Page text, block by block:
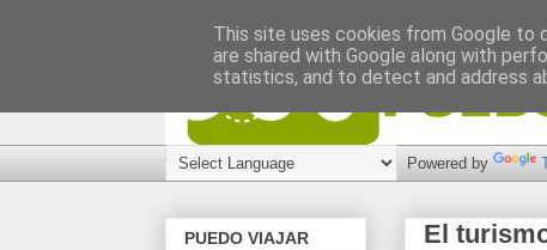
Powered by
El
PUEDO VIAJAR
This site uses cookies from Google to
are shared with Google along with
statistics, and to detect and address